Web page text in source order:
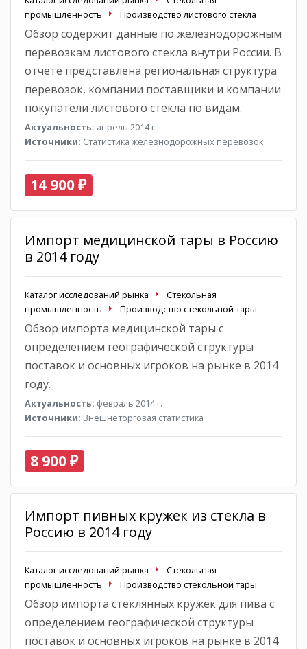
промышленность
Производство листового стекла
Обзор содержит данные по железнодорожным
перевозкам листового стекла внутри России. В
отчете представлена региональная структура
перевозок, компании поставщики и компании
покупатели листового стекла по видам.
Актуальность: апрель 2014 г.
Источники: Статистика железнодорожных перевозок
14 900 ₽
Импорт медицинской тары в Россию
в 2014 году
Каталог исследований рынка
Стекольная
промышленность
Производство стекольной тары
Обзор импорта медицинской тары с
определением географической структуры
поставок и основных игроков на рынке в 2014
году.
Актуальность: февраль 2014 г.
Источники: Внешнеторговая статистика
8 900 ₽
Импорт пивных кружек из стекла в
Россию в 2014 году
Каталог исследований рынка
Стекольная
промышленность
Производство стекольной тары
Обзор импорта стеклянных кружек для пива с
определением географической структуры
поставок и основных игроков на рынке в 2014